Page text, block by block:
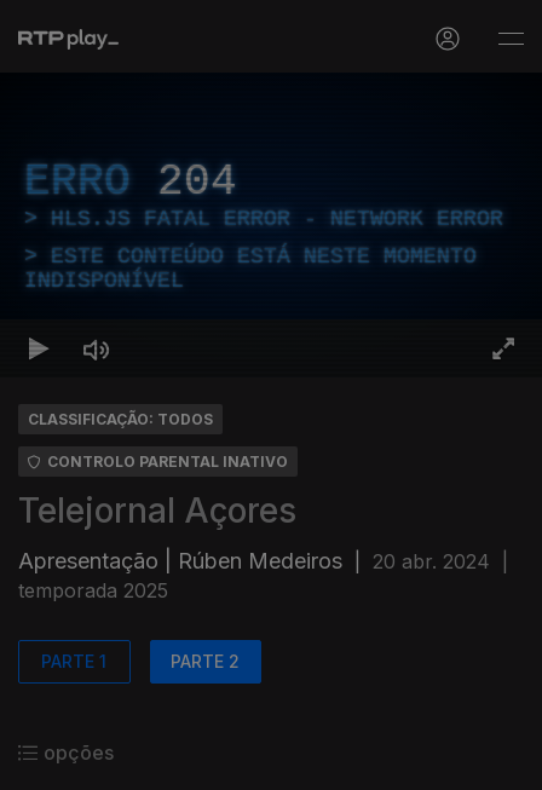
ERRO 204
HLS.JS FATAL ERROR - NETWORK ERROR
ESTE CONTEÚDO ESTÁ NESTE MOMENTO
INDISPONÍVEL
CLASSIFICAÇÃO: TODOS
CONTROLO PARENTAL INATIVO
Telejornal Açores
Apresentação | Rúben Medeiros 20 abr. 2024
temporada 2025
PARTE 1 PARTE 2
opções